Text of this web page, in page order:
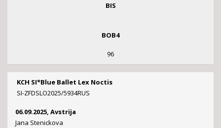
BIS
BOB4
96
KCH SI*Blue Ballet Lex Noctis
SI-ZFDSLO2025/5934RUS
06.09.2025, Avstrija
Jana Stenickova